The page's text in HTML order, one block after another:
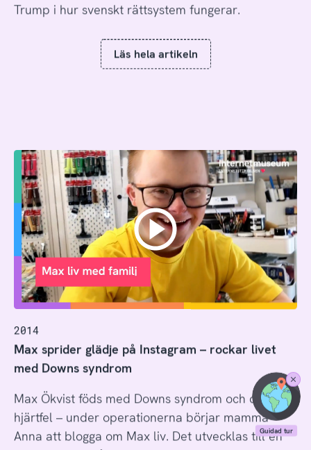
Trump i hur svenskt rättsystem fungerar.
Läs hela artikeln
2014
Max sprider glädje på Instagram – rockar livet
med Downs syndrom
Max Ökvist föds med Downs syndrom och dubbla
hjärtfel – under operationerna börjar mamma
Anna att blogga om Max liv. Det utvecklas till en
Stäng
Guidad
tur